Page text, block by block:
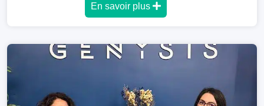
En savoir plus